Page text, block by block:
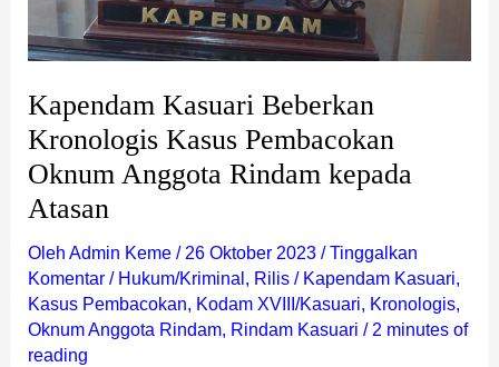
Kapendam Kasuari Beberkan
Kronologis Kasus Pembacokan
Oknum Anggota Rindam kepada
Atasan
Oleh Admin Keme / 26 Oktober 2023 /Tinggalkan
Komentar / Hukum/Kriminal , Rilis/ Kapendam Kasuari,
Kasus Pembacokan, Kodam XVIII/Kasuari, Kronologis,
Oknum Anggota Rindam, Rindam Kasuari / 2 minutes of
reading